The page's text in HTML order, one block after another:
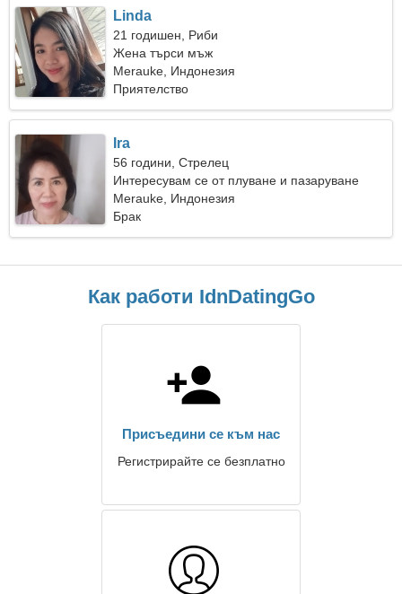
Linda
21 годишен, Риби
Жена търси мъж
Merauke, Индонезия
Приятелство
Ira
56 години, Стрелец
Интересувам се от плуване и пазаруване
Merauke, Индонезия
Брак
Как работи IdnDatingGo
Присъедини се към нас
Регистрирайте се безплатно